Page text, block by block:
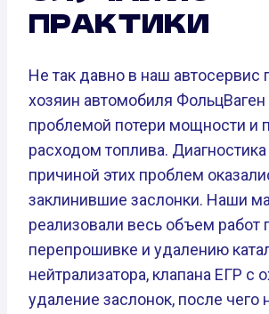
ПРАКТИКИ
Не так давно в наш автосервис
хозяин автомобиля ФольцВаген
проблемой потери мощности
расходом топлива.
причиной этих проблем
заклинившие заслонки. Наши
реализовали весь объем работ
перепрошивке и удалению
нейтрализатора, клапана ЕГР с
удаление заслонок, после чего